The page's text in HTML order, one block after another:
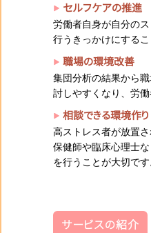
セルフケアの推進
労働者自身が自分の
行うきっかけにするこ
職場の環境改善
集団分析の結果から
討しやすくなり、労
相談できる環境作り
高ストレス者が放置
保健師や臨床心理士
を行うことが大切です
サービスの紹介